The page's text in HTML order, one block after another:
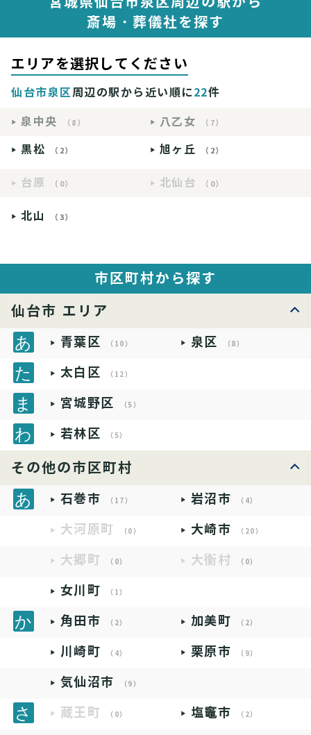
斎場・葬儀社を探す
エリアを選択してください
仙台市泉区周辺の駅から近い順に22件
泉中央
（8） 八乙女 （7）
黒松 （2） 旭ヶ丘 （2）
台原 （0） 北仙台 （0）
北山 （3）
市区町村から探す
仙台市 エリア
青葉区 （10） 泉区 （8）
太白区 （12）
宮城野区 （5）
若林区 （5）
その他の市区町村
石巻市 （17） 岩沼市 （4）
大河原町 （0） 大崎市 （20）
大郷町 （0） 大衡村 （0）
女川町 （1）
角田市 （2） 加美町 （2）
川崎町 （4） 栗原市 （9）
気仙沼市 （9）
蔵王町 （0） 塩竈市 （2）